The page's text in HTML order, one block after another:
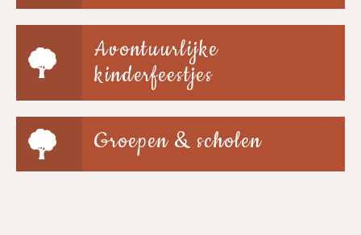
Avontuurlijke
kinderfeestjes
Groepen & scholen